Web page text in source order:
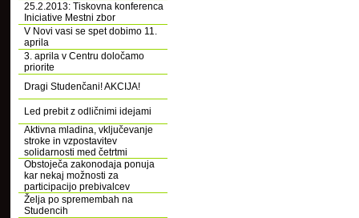
25.2.2013: Tiskovna konferenca
Iniciative Mestni zbor
V Novi vasi se spet dobimo 11.
aprila
3. aprila v Centru določamo
priorite
Dragi Studenčani! AKCIJA!
Led prebit z odličnimi idejami
Aktivna mladina, vključevanje
stroke in vzpostavitev
solidarnosti med četrtmi
Obstoječa zakonodaja ponuja
kar nekaj možnosti za
participacijo prebivalcev
Želja po spremembah na
Studencih